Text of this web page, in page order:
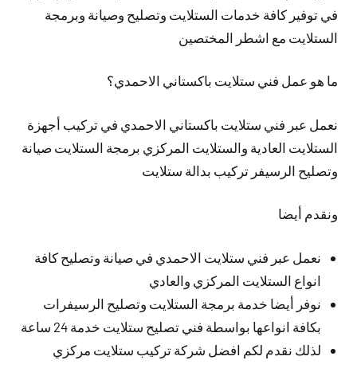
في توفير كافة خدمات الستلايت وتصليح وصيانة وبرمجة
الستلايت مع اشطر المختصين
ما هو عمل فني ستلايت باكستاني الاحمدي؟
نعمل عبر فني ستلايت باكستاني الاحمدي في تركيب أجهزة
الستلايت العادية والستلايت المركزي برمجة الستلايت صيانة
وتصليح الرسيفر تركيب بدالة ستلايت
ونقدم أيضا
نعمل عبر فني ستلايت الاحمدي في صيانة وتصليح كافة
انواع الستلايت المركزي والعادي
نوفر أيضا خدمة برمجة الستلايت وتصليح الرسيفرات
بكافة انواعها بواسطة فني تصليح ستلايت خدمة 24 ساعة
لذلك نقدم لكم افضل شركة تركيب ستلايت مركزي